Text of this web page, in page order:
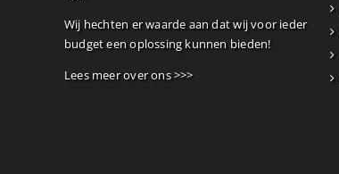
Wij hechten er waarde aan dat wij voor ieder
budget een oplossing kunnen bieden!
Lees meer over ons >>>